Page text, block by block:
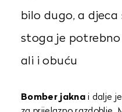
bilo dugo, a djeca
stoga je
ali i obuću
Bomber jaknai dalje